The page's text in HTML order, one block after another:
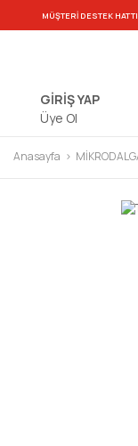
MÜŞTERİ DESTEK HATTI
GİRİŞ YAP
Üye Ol
Anasayfa